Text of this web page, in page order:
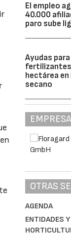
El empleo
40.000
paro sube
Ayudas
hectárea en
secano
OTRAS
AGENDA
ENTIDADES